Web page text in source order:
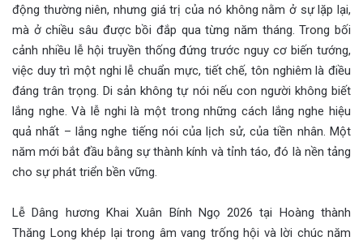
động thường niên, nhưng giá trị của nó không nằm ở sự lặp lại,
mà ở chiều sâu được bồi đắp qua từng năm tháng. Trong bối
cảnh nhiều lễ hội truyền thống đứng trước nguy cơ biến tướng,
việc duy trì một nghi lễ chuẩn mực, tiết chế, tôn nghiêm là điều
đáng trân trọng. Di sản không tự nói nếu con người không biết
lắng nghe. Và lễ nghi là một trong những cách lắng nghe hiệu
quả nhất – lắng nghe tiếng nói của lịch sử, của tiền nhân. Một
năm mới bắt đầu bằng sự thành kính và tỉnh táo, đó là nền tảng
cho sự phát triển bền vững.
Lễ Dâng hương Khai Xuân Bính Ngọ 2026 tại Hoàng thành
Thăng Long khép lại trong âm vang trống hội và lời chúc năm